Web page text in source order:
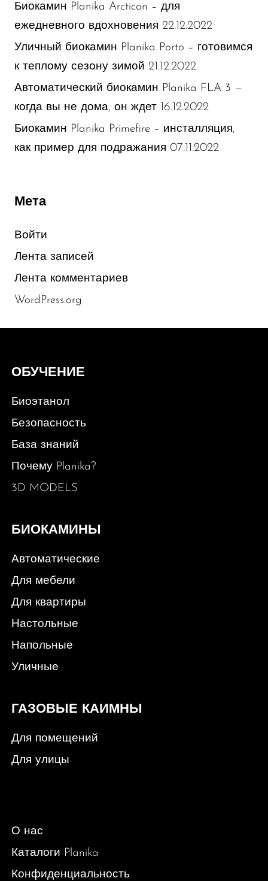
Биокамин Planika Arcticon – для
ежедневного вдохновения 22.12.2022
Уличный биокамин Planika Porto – готовимся
к теплому сезону зимой 21.12.2022
Автоматический биокамин Planika FLA 3 —
когда вы не дома, он ждет 16.12.2022
Биокамин Planika Primefire – инсталляция,
как пример для подражания 07.11.2022
Мета
Войти
Лента записей
Лента комментариев
WordPress.org
ОБУЧЕНИЕ
Биоэтанол
Безопасность
База знаний
Почему Planika?
3D MODELS
БИОКАМИНЫ
Автоматические
Для мебели
Для квартиры
Настольные
Напольные
Уличные
ГАЗОВЫЕ КАИМНЫ
Для помещений
Для улицы
О нас
Каталоги Planika
Конфиденциальность